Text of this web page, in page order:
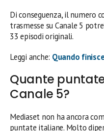
Di conseguenza, il numero
trasmesse su Canale 5
33 episodi originali.
Leggi anche: Quando
Quante
Canale 5?
Mediaset non ha ancora
puntate italiane. Molto